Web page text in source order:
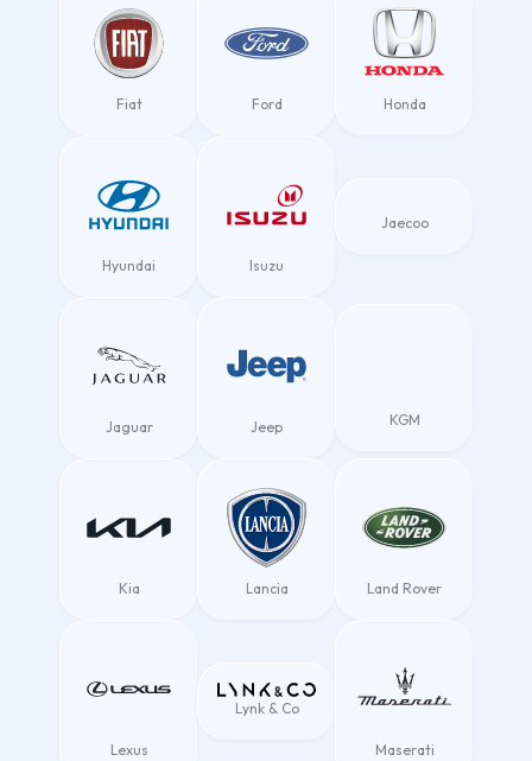
Fiat Ford Honda
Hyundai Isuzu
Jaecoo
Jaguar Jeep KGM
Kia Lancia Land Rover
Lexus
Lynk & Co
Maserati